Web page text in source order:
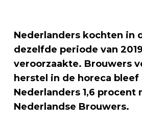
Nederlanders kochten in
dezelfde periode van
veroorzaakte. Brouwers
herstel in de horeca
Nederlanders 1,6
Nederlandse Brouwers.